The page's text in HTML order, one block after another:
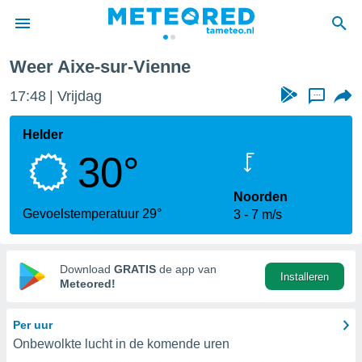
door
verstrekte
hoge
hebt de
voor
op basis
Weer Aixe-sur-Vienne
17:48 Vrijdag ...
Helder
30°
Gevoelstemperatuur 29°
Noorden
3
7 m/s
Download GRATIS de app van
Meteored!
Installeren
Per uur
Onbewolkte lucht in de komende uren